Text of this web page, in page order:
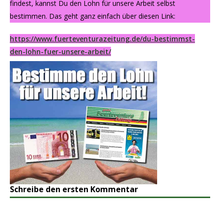
findest, kannst Du den Lohn für unsere Arbeit selbst
bestimmen. Das geht ganz einfach über diesen Link:
https://www.fuerteventurazeitung.de/du-bestimmst-
den-lohn-fuer-unsere-arbeit/
Schreibe den ersten Kommentar